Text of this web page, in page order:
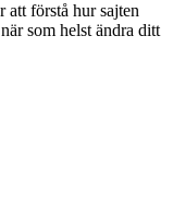
förstå hur sajten
som helst ändra ditt